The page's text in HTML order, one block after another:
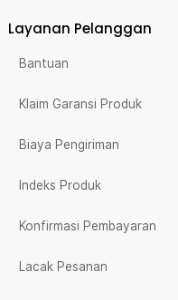
Layanan Pelanggan
Bantuan
Klaim Garansi Produk
Biaya Pengiriman
Indeks Produk
Konfirmasi Pembayaran
Lacak Pesanan